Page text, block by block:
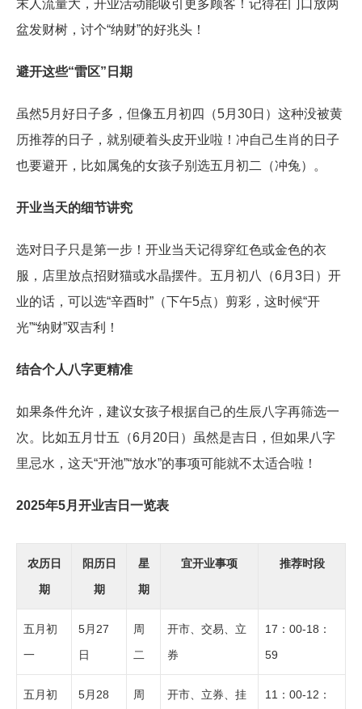
末人流量大，开业活动能吸引更多顾客！记得在门口放两
盆发财树，讨个“纳财”的好兆头！
避开这些“雷区”日期
虽然5月好日子多，但像五月初四（5月30日）这种没被黄
历推荐的日子，就别硬着头皮开业啦！冲自己生肖的日子
也要避开，比如属兔的女孩子别选五月初二（冲兔）。
开业当天的细节讲究
选对日子只是第一步！开业当天记得穿红色或金色的衣
服，店里放点招财猫或水晶摆件。五月初八（6月3日）开
业的话，可以选“辛酉时”（下午5点）剪彩，这时候“开
光”“纳财”双吉利！
结合个人八字更精准
如果条件允许，建议女孩子根据自己的生辰八字再筛选一
次。比如五月廿五（6月20日）虽然是吉日，但如果八字
里忌水，这天“开池”“放水”的事项可能就不太适合啦！
2025年5月开业吉日一览表
农历日
期
阳历日
期
星
期
宜开业事项 推荐时段
五月初
一
5月27
日
周
二
开市、交易、立
券
17：00-18：
59
五月初
5月28
周
开市、立券、挂
11：00-12：